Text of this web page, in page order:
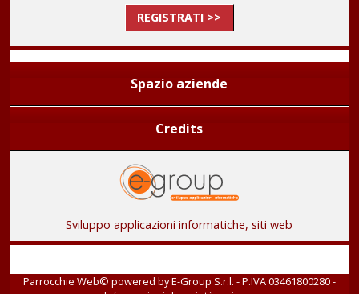
REGISTRATI >>
Spazio aziende
Credits
Sviluppo applicazioni informatiche, siti web
Parrocchie Web© powered byE-Group S.r.l. - P.IVA 03461800280-